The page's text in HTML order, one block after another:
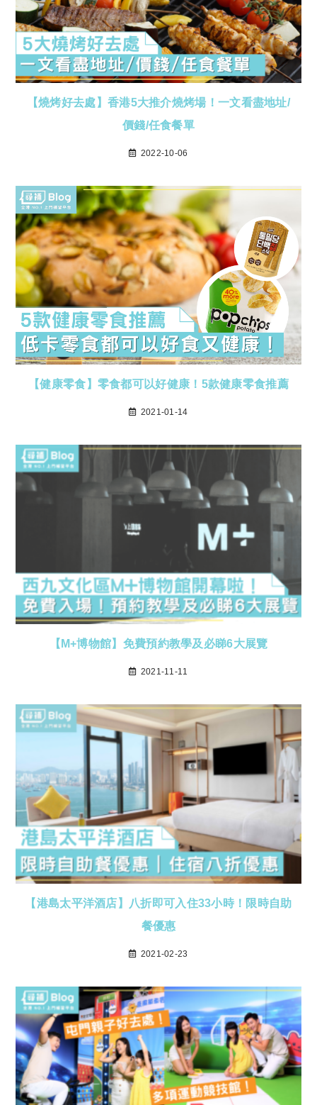
【燒烤好去處】香港5大推介燒烤場！一文看盡地址/
價錢/任食餐單
2022-10-06
【健康零食】零食都可以好健康！5款健康零食推薦
2021-01-14
【M+博物館】免費預約教學及必睇6大展覽
2021-11-11
【港島太平洋酒店】八折即可入住33小時！限時自助
餐優惠
2021-02-23